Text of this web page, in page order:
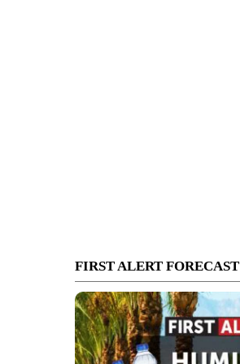
FIRST ALERT FORECAST